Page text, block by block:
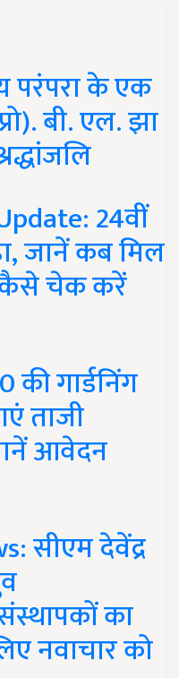
परंपरा के एक
बी. एल. झा
24वीं
जानें कब मिल
कैसे चेक करें
की गार्डनिंग
ताजी
आवेदन
सीएम देवेंद्र
का
नवाचार को